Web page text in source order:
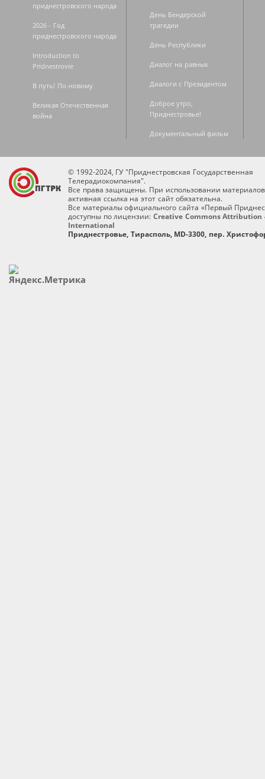
приднестровского народа
2026 - Год
приднестровского народа
Introduction to
Pridnestrovie
В путь! По-новому
Великая Отечественная
война
День Бендерской
трагедии
День Республики
Диалог на равных
Диалоги с Президентом
Доброе утро,
Приднестровье!
Документальный фильм
© 1992-2024, ГУ "Приднестровская Государственная
Телерадиокомпания".
Все права защищены. При использовании
активная ссылка на этот сайт обязательна.
Все материалы официального сайта «Первый
доступны по лицензии: Creative Commons Attribution
International
Приднестровье, Тирасполь, MD-3300, пер.